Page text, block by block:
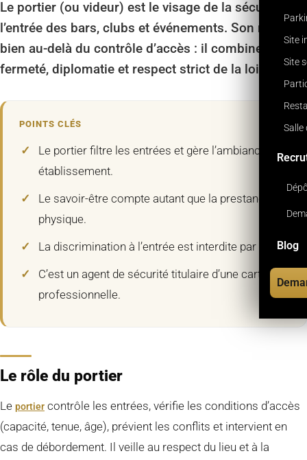
Site
Site
Salle
Blog
Le portier (ou videur) est le visage de la sécurité à
l’entrée des bars, clubs et événements. Son rôle va
bien au-delà du contrôle d’accès : il combine
fermeté, diplomatie et respect strict de la loi.
POINTS CLÉS
Le portier filtre les entrées et gère l’ambiance d’un
établissement.
Le savoir-être compte autant que la prestance
physique.
La discrimination à l’entrée est interdite par la loi.
C’est un agent de sécurité titulaire d’une carte
professionnelle.
Le rôle du portier
Le portier contrôle les entrées, vérifie les conditions d’accès
(capacité, tenue, âge), prévient les conflits et intervient en
cas de débordement. Il veille au respect du lieu et à la